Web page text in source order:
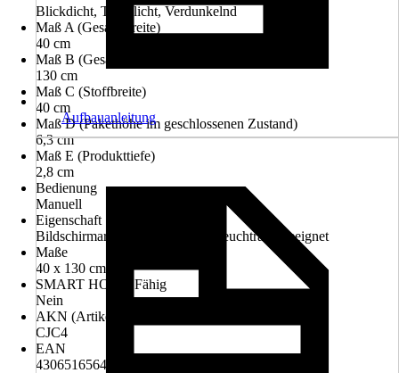
Blickdicht, Tageslicht, Verdunkelnd
Maß A (Gesamtbreite)
40 cm
Maß B (Gesamthöhe)
130 cm
Maß C (Stoffbreite)
40 cm
Maß D (Pakethöhe im geschlossenen Zustand)
6,3 cm
Maß E (Produkttiefe)
2,8 cm
Bedienung
Manuell
Eigenschaft
Bildschirmarbeitsplatzgeeignet, Feuchtraumgeeignet
Maße
40 x 130 cm
SMART HOME Fähig
Nein
AKN (Artikelkurznummer)
CJC4
EAN
4306516564927
Aufbauanleitung